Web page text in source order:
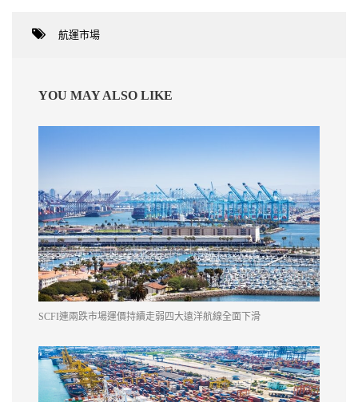
航運市場
YOU MAY ALSO LIKE
SCFI連兩跌市場運價持續走弱四大遠洋航線全面下滑